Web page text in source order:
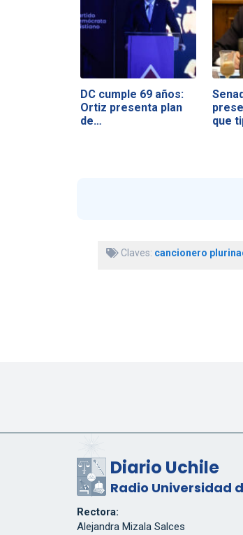
DC cumple 69 años:
Ortiz presenta plan
de…
que
Claves: cancionero
Diario Uchile
Radio Universidad
Rectora:
Alejandra Mizala Salces